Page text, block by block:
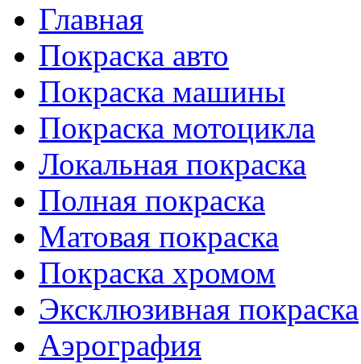
Главная
Покраска авто
Покраска машины
Покраска мотоцикла
Локальная покраска
Полная покраска
Матовая покраска
Покраска хромом
Эксклюзивная покраска
Аэрография